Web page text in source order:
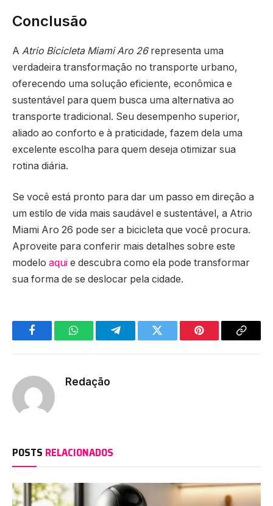
Conclusão
A Atrio Bicicleta Miami Aro 26representa uma
verdadeira transformação no transporte urbano,
oferecendo uma solução eficiente, econômica e
sustentável para quem busca uma alternativa ao
transporte tradicional. Seu desempenho superior,
aliado ao conforto e à praticidade, fazem dela uma
excelente escolha para quem deseja otimizar sua
rotina diária.
Se você está pronto para dar um passo em direção a
um estilo de vida mais saudável e sustentável, a Atrio
Miami Aro 26 pode ser a bicicleta que você procura.
Aproveite para conferir mais detalhes sobre este
modelo aqui e descubra como ela pode transformar
sua forma de se deslocar pela cidade.
FacebookWhatsAppTelegramTwitter Pinterest Copy
Redação
POSTS RELACIONADOS